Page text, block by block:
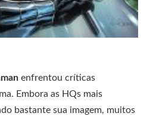
enfrentou críticas
Embora as HQs mais
bastante sua imagem, muitos